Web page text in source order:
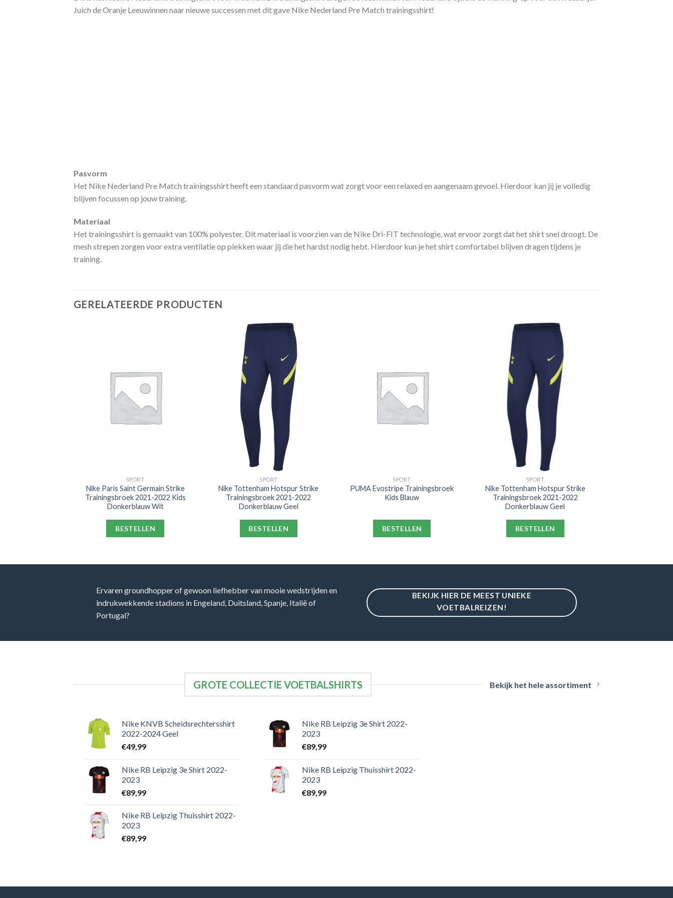
Juich de Oranje Leeuwinnen naar nieuwe successen met dit gave Nike Nederland Pre Match trainingsshirt!
Pasvorm
Het Nike Nederland Pre Match trainingsshirt heeft een standaard pasvorm wat zorgt voor een relaxed en aangenaam gevoel. Hierdoor kan jij je volledig
blijven focussen op jouw training.
Materiaal
Het trainingsshirt is gemaakt van 100% polyester. Dit materiaal is voorzien van de Nike Dri-FIT technologie, wat ervoor zorgt dat het shirt snel droogt. De
mesh strepen zorgen voor extra ventilatie op plekken waar jij die het hardst nodig hebt. Hierdoor kun je het shirt comfortabel blijven dragen tijdens je
training.
GERELATEERDE PRODUCTEN
SPORT
Nike Paris Saint Germain Strike
Trainingsbroek 2021-2022 Kids
Donkerblauw Wit
BESTELLEN
SPORT
Nike Tottenham Hotspur Strike
Trainingsbroek 2021-2022
Donkerblauw Geel
BESTELLEN
SPORT
PUMA Evostripe Trainingsbroek
Kids Blauw
BESTELLEN
SPORT
Nike Tottenham Hotspur Strike
Trainingsbroek 2021-2022
Donkerblauw Geel
BESTELLEN
Ervaren groundhopper of gewoon liefhebber van mooie wedstrijden en
indrukwekkende stadions in Engeland, Duitsland, Spanje, Italië of
Portugal?
BEKIJK HIER DE MEEST UNIEKE
VOETBALREIZEN!
GROTE COLLECTIE VOETBALSHIRTS Bekijk het hele assortiment
Nike KNVB Scheidsrechtersshirt
2022-2024 Geel
€49,99
Nike RB Leipzig 3e Shirt 2022-
2023
€89,99
Nike RB Leipzig Thuisshirt 2022-
2023
€89,99
Nike RB Leipzig 3e Shirt 2022-
2023
€89,99
Nike RB Leipzig Thuisshirt 2022-
2023
€89,99